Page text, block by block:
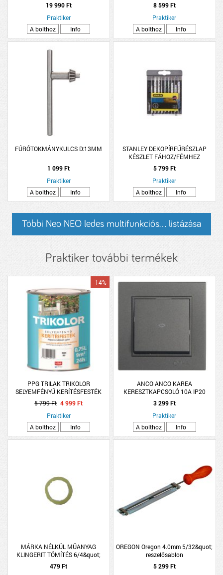
19 990 Ft
Praktiker
A bolthoz
Info
8 599 Ft
Praktiker
A bolthoz
Info
FÚRÓTOKMÁNYKULCS D:13MM
1 099 Ft
Praktiker
A bolthoz
Info
STANLEY DEKOPÍRFŰRÉSZLAP
KÉSZLET FÁHOZ/FÉMHEZ
5 799 Ft
Praktiker
A bolthoz
Info
Többi Neo NEO ledes multifunkciós... listázása
Praktiker további termékek
PPG TRILAK TRIKOLOR
SELYEMFÉNYŰ KERÍTÉSFESTÉK
0,75L CSOKOLÁDÉ BARNA
-14%
5 799 Ft 4 999 Ft
Praktiker
A bolthoz
Info
ANCO ANCO KAREA
KERESZTKAPCSOLÓ 10A IP20
ANTRACIT
3 299 Ft
Praktiker
A bolthoz
Info
MÁRKA NÉLKÜL MŰANYAG
KLINGERIT TÖMÍTÉS 6/4&quot;
HOLLANDIHOZ 2 DB
479 Ft
OREGON Oregon 4.0mm 5/32&quot;
reszelősablon
5 299 Ft